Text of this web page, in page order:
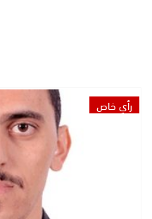
رأي خاص